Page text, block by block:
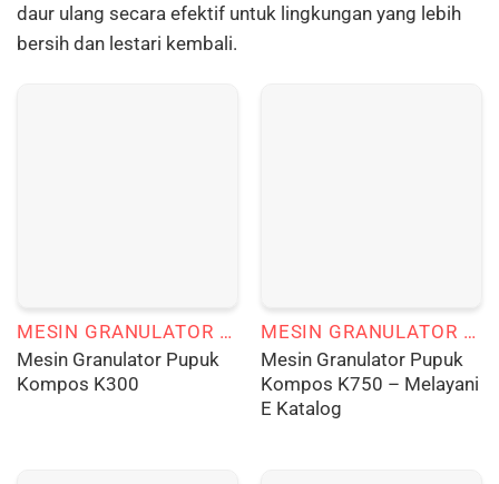
daur ulang secara efektif untuk lingkungan yang lebih
bersih dan lestari kembali.
MESIN GRANULATOR PUPUK KOMPOS
Mesin Granulator Pupuk
Kompos K300
MESIN GRANULATOR PUPUK KOMPOS
Mesin Granulator Pupuk
Kompos K750 – Melayani
E Katalog